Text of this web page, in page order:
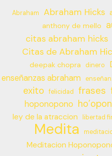
Abraham Abraham Hicks
anthony de mello
citas abraham hicks
Citas de Abraham
deepak chopra dinero
enseñanzas abraham
exito felicidad frases
hoponopono
ley de la atraccion libertad
Medita
Meditacion